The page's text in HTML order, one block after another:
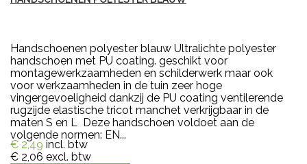
Handschoenen polyester blauw Ultralichte polyester
handschoen met PU coating. geschikt voor
montagewerkzaamheden en schilderwerk maar ook
voor werkzaamheden in de tuin zeer hoge
vingergevoeligheid dankzij de PU coating ventilerende
rugzijde elastische tricot manchet verkrijgbaar in de
maten S en L Deze handschoen voldoet aan de
volgende normen: EN...
€ 2,49 incl. btw
€ 2,06 excl. btw